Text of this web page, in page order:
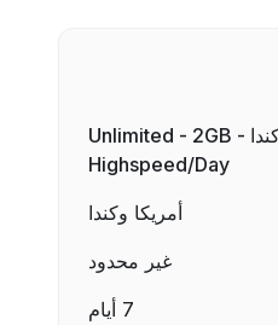
أمريكا وكندا - Unlimited - 2GB
Highspeed/Day
أمريكا وكندا
غير محدود
7 أيام